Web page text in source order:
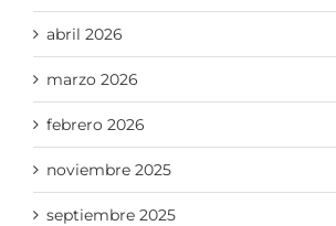
abril 2026
marzo 2026
febrero 2026
noviembre 2025
septiembre 2025